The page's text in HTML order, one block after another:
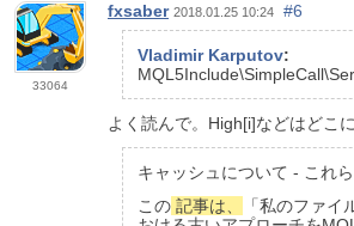
33064
fxsaber 2018.01.25 10:24 #6
Vladimir Karputov:
よく読んで。High[i]などはどこ
キャッシュについて - これ
この 記事は、 「私のファ